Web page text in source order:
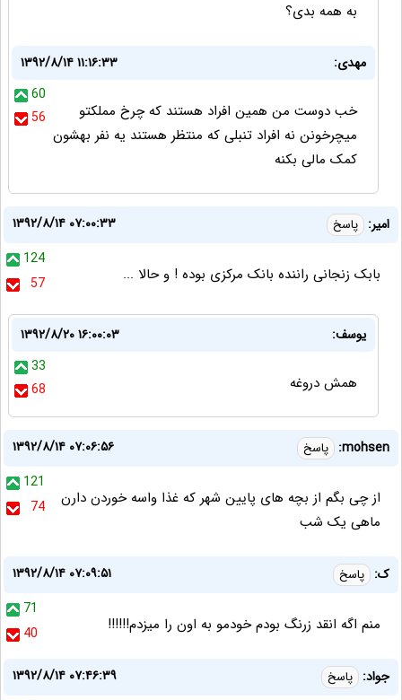
به همه بدی؟
مهدی:
۱۳۹۲/۸/۱۴ ۱۱:۱۶:۳۳
60
56
خب دوست من همین افراد هستند که چرخ مملکتو
میچرخونن نه افراد تنبلی که منتظر هستند یه نفر بهشون
کمک مالی بکنه
امیر: پاسخ
۱۳۹۲/۸/۱۴ ۰۷:۰۰:۳۳
124
57
بابک زنجانی راننده بانک مرکزی بوده ! و حالا ...
یوسف:
۱۳۹۲/۸/۲۰ ۱۶:۰۰:۰۳
33
68
همش دروغه
mohsen: پاسخ
۱۳۹۲/۸/۱۴ ۰۷:۰۶:۵۶
121
74
از چی بگم از بچه های پایین شهر که غذا واسه خوردن دارن
ماهی یک شب
ک: پاسخ
۱۳۹۲/۸/۱۴ ۰۷:۰۹:۵۱
71
40
منم اگه انقد زرنگ بودم خودمو به اون را میزدم!!!!!!
جواد: پاسخ
۱۳۹۲/۸/۱۴ ۰۷:۴۶:۳۹